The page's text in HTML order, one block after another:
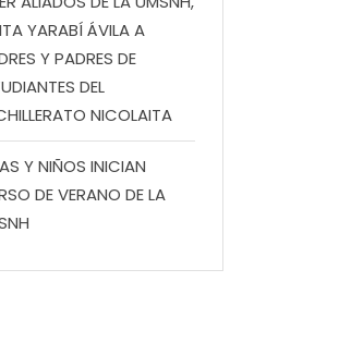
YARABÍ ÁVILA A
Y PADRES DE
DEL
NICOLAITA
Y NIÑOS INICIAN
DE VERANO DE LA